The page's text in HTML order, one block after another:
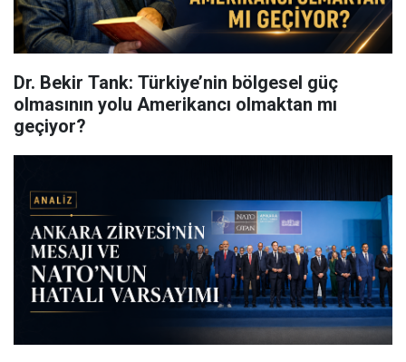
Dr. Bekir Tank: Türkiye’nin bölgesel güç
olmasının yolu Amerikancı olmaktan mı
geçiyor?